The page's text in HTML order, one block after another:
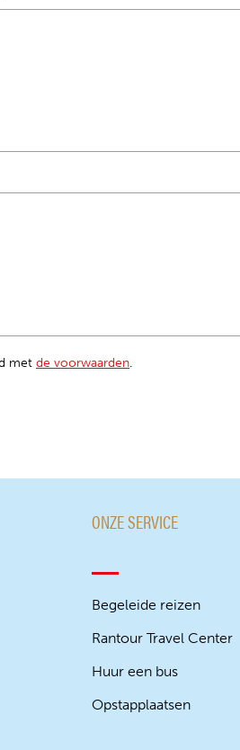
met de voorwaarden.
ONZE SERVICE
Begeleide reizen
Rantour Travel Center
Huur een bus
Opstapplaatsen